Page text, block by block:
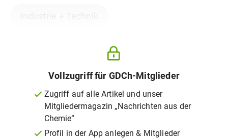
Vollzugriff für GDCh-Mitglieder
Zugriff auf alle Artikel und unser
Mitgliedermagazin „Nachrichten aus der
Chemie“
Profil in der App anlegen & Mitglieder